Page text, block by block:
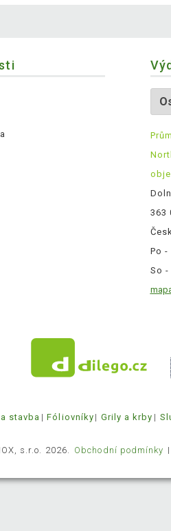
363
Po -
So -
stavba Fóliovníky Grily a krby
s.r.o. 2026. Obchodní podmínky